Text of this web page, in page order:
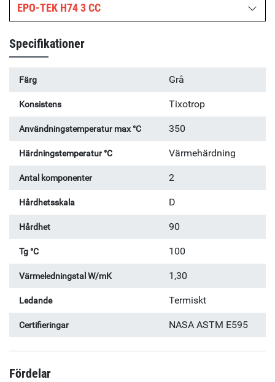
EPO-TEK H74 3 CC
Specifikationer
Färg Grå
Konsistens Tixotrop
Användningstemperatur max °C 350
Härdningstemperatur °C Värmehärdning
Antal komponenter 2
Hårdhetsskala D
Hårdhet 90
Tg °C 100
Värmeledningstal W/mK 1,30
Ledande Termiskt
Certifieringar NASA ASTM E595
Fördelar